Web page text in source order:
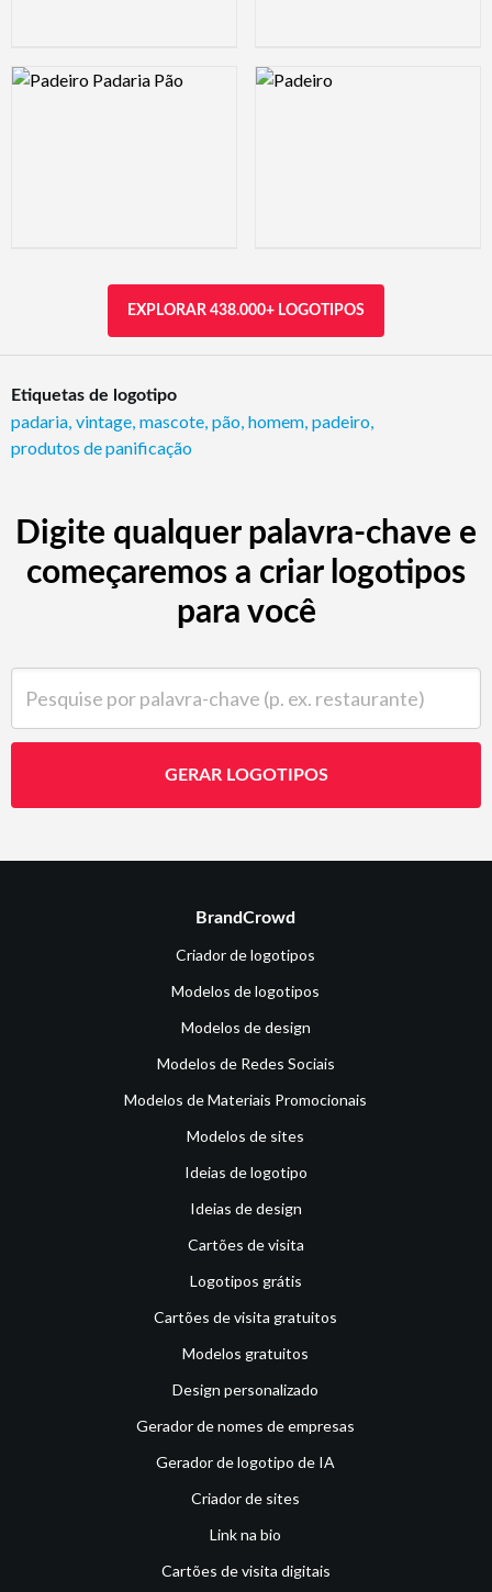
Logo Preview Image Logo Preview Image
EXPLORAR 438.000+ LOGOTIPOS
Etiquetas de logotipo
padaria vintage mascote pão homem padeiro
produtos de panificação
Digite qualquer palavra-chave e
começaremos a criar logotipos
para você
GERAR LOGOTIPOS
BrandCrowd
Criador de logotipos
Modelos de logotipos
Modelos de design
Modelos de Redes Sociais
Modelos de Materiais Promocionais
Modelos de sites
Ideias de logotipo
Ideias de design
Cartões de visita
Logotipos grátis
Cartões de visita gratuitos
Modelos gratuitos
Design personalizado
Gerador de nomes de empresas
Gerador de logotipo de IA
Criador de sites
Link na bio
Cartões de visita digitais